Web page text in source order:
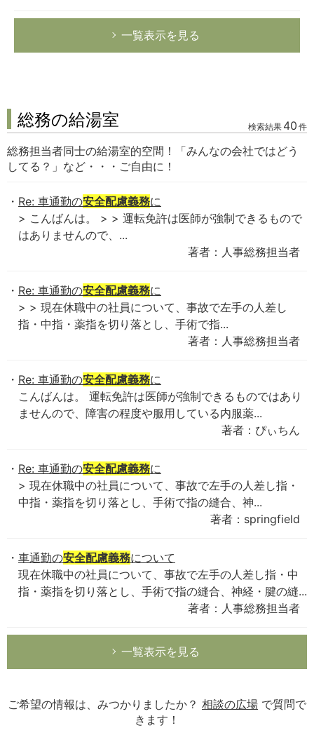
一覧表示を見る
総務の給湯室 検索結果 40 件
総務担当者同士の給湯室的空間！「みんなの会社ではどう
してる？」など・・・ご自由に！
Re: 車通勤の安全配慮義務に
> こんばんは。 > > 運転免許は医師が強制できるもので
はありませんので、...
著者：人事総務担当者
Re: 車通勤の安全配慮義務に
> > 現在休職中の社員について、事故で左手の人差し
指・中指・薬指を切り落とし、手術で指...
著者：人事総務担当者
Re: 車通勤の安全配慮義務に
こんばんは。 運転免許は医師が強制できるものではあり
ませんので、障害の程度や服用している内服薬...
著者：ぴぃちん
Re: 車通勤の安全配慮義務に
> 現在休職中の社員について、事故で左手の人差し指・
中指・薬指を切り落とし、手術で指の縫合、神...
著者：springfield
車通勤の安全配慮義務について
現在休職中の社員について、事故で左手の人差し指・中
指・薬指を切り落とし、手術で指の縫合、神経・腱の縫...
著者：人事総務担当者
一覧表示を見る
ご希望の情報は、みつかりましたか？ 相談の広場 で質問で
きます！